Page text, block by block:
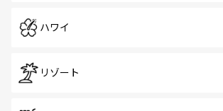
ハワイ
リゾート